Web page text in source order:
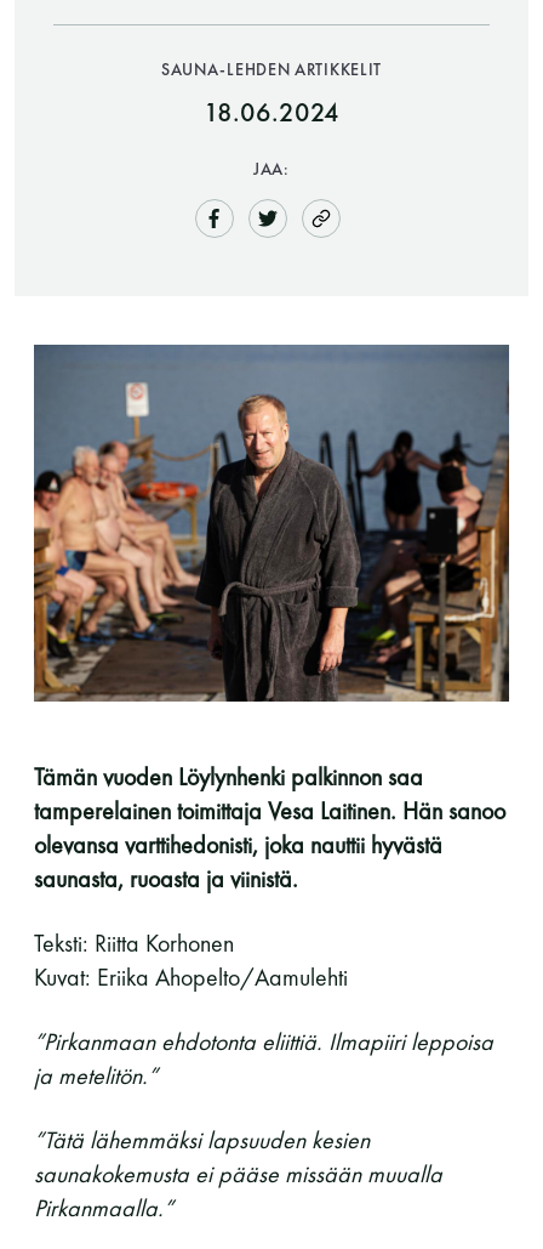
Saunatalo on avoinna
myös helatorstaina
-Miesten päivät tiistai, keskiviikko,
perjantai ja lauantai
-Kuukauden ensimmäinen lauantai on on
jaettu lauantai
Hinnasto
Jäsen
Vieras jäsenen seurassa
25 €
Jäsenen lapsi 7-18 v.
11 saunomiskerran kortti
Vuosikortti - M / N
695€ / 275€
SAUNA-LEHDEN ARTIKKELIT
18.06.2024
JAA:
Tämän vuoden Löylynhenki palkinnon saa
tamperelainen toimittaja Vesa Laitinen. Hän sanoo
olevansa varttihedonisti, joka nauttii hyvästä
saunasta, ruoasta ja viinistä.
Teksti: Riitta Korhonen
Kuvat: Eriika Ahopelto/Aamulehti
”Pirkanmaan ehdotonta eliittiä. Ilmapiiri leppoisa
ja metelitön.”
”Tätä lähemmäksi lapsuuden kesien
saunakokemusta ei pääse missään muualla
Pirkanmaalla.”